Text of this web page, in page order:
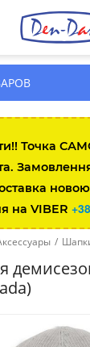
Точка
на VIBER
/